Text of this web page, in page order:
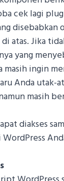
cek lagi
atas. Jika
yang
ingin
Anda utak-
masih
diakses